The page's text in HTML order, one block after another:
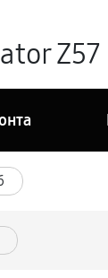
Z57